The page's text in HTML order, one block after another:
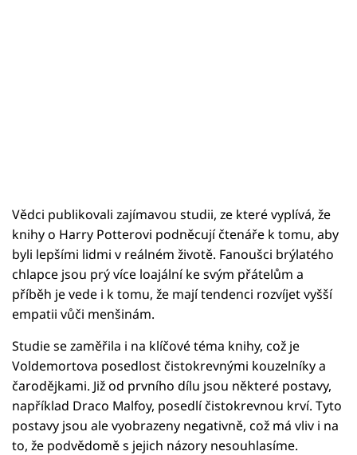
Vědci publikovali zajímavou studii, ze které vyplívá, že
knihy o Harry Potterovi podněcují čtenáře k tomu, aby
byli lepšími lidmi v reálném životě. Fanoušci brýlatého
chlapce jsou prý více loajální ke svým přátelům a
příběh je vede i k tomu, že mají tendenci rozvíjet vyšší
empatii vůči menšinám.
Studie se zaměřila i na klíčové téma knihy, což je
Voldemortova posedlost čistokrevnými kouzelníky a
čarodějkami. Již od prvního dílu jsou některé postavy,
například Draco Malfoy, posedlí čistokrevnou krví. Tyto
postavy jsou ale vyobrazeny negativně, což má vliv i na
to, že podvědomě s jejich názory nesouhlasíme.